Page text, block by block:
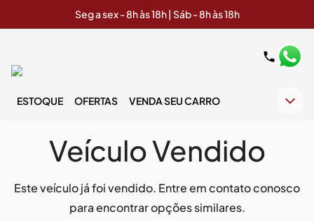
Seg a sex - 8h às 18h | Sáb - 8h às 18h
ESTOQUE OFERTAS VENDA SEU CARRO
Veículo Vendido
Este veículo já foi vendido. Entre em contato conosco
para encontrar opções similares.